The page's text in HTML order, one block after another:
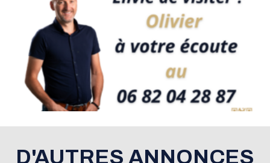
D'AUTRES ANNONCES